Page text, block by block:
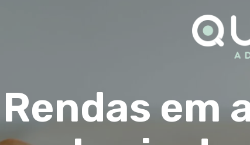
Rendas em